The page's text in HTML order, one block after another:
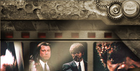
Hyppää pääsisältöön